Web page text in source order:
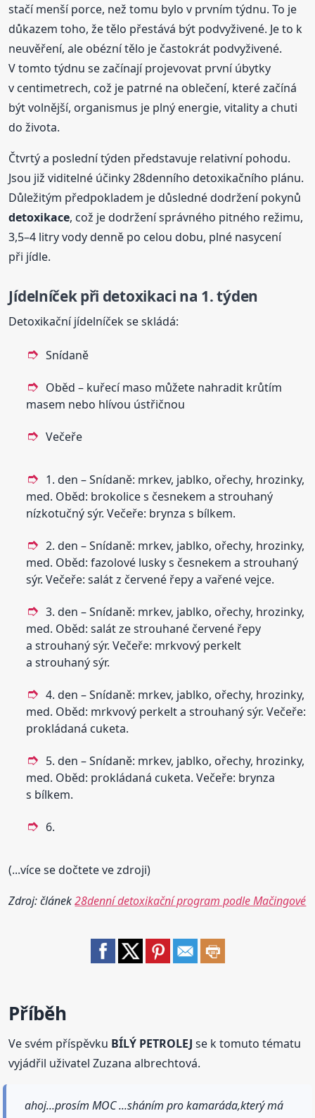
stačí menší porce, než tomu bylo v prvním týdnu. To je
důkazem toho, že tělo přestává být podvyživené. Je to k
neuvěření, ale obézní tělo je častokrát podvyživené.
V tomto týdnu se začínají projevovat první úbytky
v centimetrech, což je patrné na oblečení, které začíná
být volnější, organismus je plný energie, vitality a chuti
do života.
Čtvrtý a poslední týden představuje relativní pohodu.
Jsou již viditelné účinky 28denního detoxikačního plánu.
Důležitým předpokladem je důsledné dodržení pokynů
detoxikace, což je dodržení správného pitného režimu,
3,5–4 litry vody denně po celou dobu, plné nasycení
při jídle.
Jídelníček při detoxikaci na 1. týden
Detoxikační jídelníček se skládá:
Snídaně
Oběd – kuřecí maso můžete nahradit krůtím
masem nebo hlívou ústřičnou
Večeře
1. den – Snídaně: mrkev, jablko, ořechy, hrozinky,
med. Oběd: brokolice s česnekem a strouhaný
nízkotučný sýr. Večeře: brynza s bílkem.
2. den – Snídaně: mrkev, jablko, ořechy, hrozinky,
med. Oběd: fazolové lusky s česnekem a strouhaný
sýr. Večeře: salát z červené řepy a vařené vejce.
3. den – Snídaně: mrkev, jablko, ořechy, hrozinky,
med. Oběd: salát ze strouhané červené řepy
a strouhaný sýr. Večeře: mrkvový perkelt
a strouhaný sýr.
4. den – Snídaně: mrkev, jablko, ořechy, hrozinky,
med. Oběd: mrkvový perkelt a strouhaný sýr. Večeře:
prokládaná cuketa.
5. den – Snídaně: mrkev, jablko, ořechy, hrozinky,
med. Oběd: prokládaná cuketa. Večeře: brynza
s bílkem.
6.
(...více se dočtete ve zdroji)
Zdroj: článek28denní detoxikační program podle Mačingové
Příběh
Ve svém příspěvku BÍLÝ PETROLEJ se k tomuto tématu
vyjádřil uživatel Zuzana albrechtová.
ahoj...prosím MOC ...sháním pro kamaráda,který má